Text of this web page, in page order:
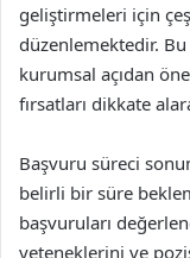
geliştirmeleri için
düzenlemektedir.
kurumsal açıdan
fırsatları dikkate
Başvuru süreci
belirli bir süre
başvuruları
yeteneklerini ve